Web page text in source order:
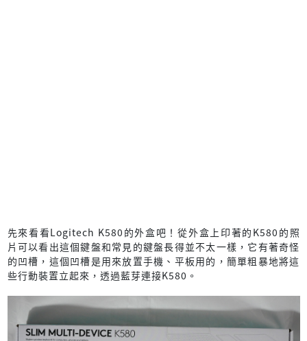
先來看看Logitech K580的外盒吧！從外盒上印著的K580的照
片可以看出這個鍵盤和常見的鍵盤長得並不太一樣，它有著奇怪
的凹槽，這個凹槽是用來放置手機、平板用的，簡單粗暴地將這
些行動裝置立起來，透過藍芽連接K580。